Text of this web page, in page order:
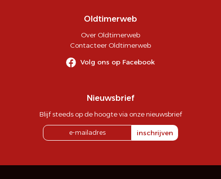
Oldtimerweb
Over Oldtimerweb
Contacteer Oldtimerweb
Volg ons op Facebook
Nieuwsbrief
Blijf steeds op de hoogte via onze nieuwsbrief
inschrijven